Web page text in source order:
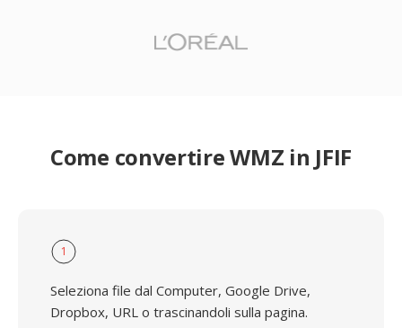
Come convertire WMZ in JFIF
1
Seleziona file dal Computer, Google Drive,
Dropbox, URL o trascinandoli sulla pagina.